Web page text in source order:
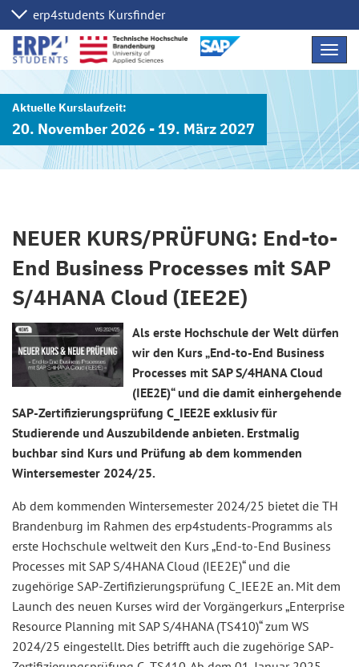
20. November 2026 - 19. März 2027
NEUER KURS/PRÜFUNG: End-to-
End Business Processes mit SAP
S/4HANA Cloud (IEE2E)
Als erste Hochschule der Welt dürfen
wir den Kurs „End-to-End Business
Processes mit SAP S/4HANA Cloud
(IEE2E)“ und die damit einhergehende
SAP-Zertifizierungsprüfung C_IEE2E exklusiv für
Studierende und Auszubildende anbieten. Erstmalig
buchbar sind Kurs und Prüfung ab dem kommenden
Wintersemester 2024/25.
Ab dem kommenden Wintersemester 2024/25 bietet die TH
Brandenburg im Rahmen des erp4students-Programms als
erste Hochschule weltweit den Kurs „End-to-End Business
Processes mit SAP S/4HANA Cloud (IEE2E)“ und die
zugehörige SAP-Zertifizierungsprüfung C_IEE2E an. Mit dem
Launch des neuen Kurses wird der Vorgängerkurs „Enterprise
Resource Planning mit SAP S/4HANA (TS410)“ zum WS
2024/25 eingestellt. Dies betrifft auch die zugehörige SAP-